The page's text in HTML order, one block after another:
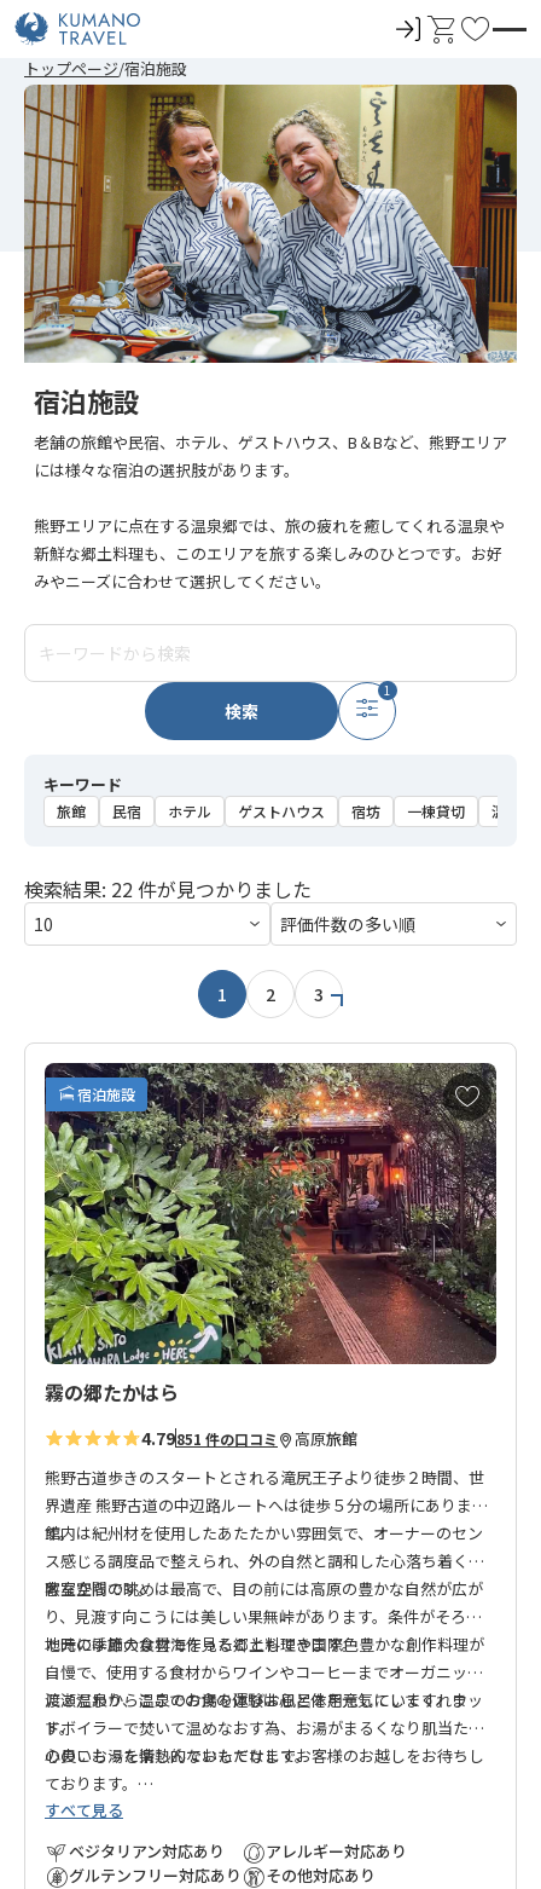
ロ
イ
ン
カ
ト
お
に
入
り
トップページ 宿泊施設
宿泊施設
老舗の旅館や民宿、ホテル、ゲストハウス、B＆Bなど、熊野エリア
には様々な宿泊の選択肢があります。
熊野エリアに点在する温泉郷では、旅の疲れを癒してくれる温泉や
新鮮な郷土料理も、このエリアを旅する楽しみのひとつです。お好
みやニーズに合わせて選択してください。
検索
1
キーワード
旅館 民宿 ホテル ゲストハウス 宿坊 一棟貸切 温泉
検索結果: 22 件が見つかりました
1 2 3
宿泊施設
お
気
に
入
り
に
追
加
霧の郷たかはら
4.79851 件の口コミ 高原旅館
熊野古道歩きのスタートとされる滝尻王子より徒歩２時間、世
界遺産 熊野古道の中辺路ルートへは徒歩５分の場所にありま
す。
館内は紀州材を使用したあたたかい雰囲気で、オーナーのセン
ス感じる調度品で整えられ、外の自然と調和した心落ち着く素
敵な空間です。
客室からの眺めは最高で、目の前には高原の豊かな自然が広が
り、見渡す向こうには美しい果無峠があります。条件がそろっ
た時には雄大な雲海を見ることもできます。
地元の季節の食材で作った郷土料理や国際色豊かな創作料理が
自慢で、使用する食材からワインやコーヒーまでオーガニック
にこだわり、ここでの食の体験は心と体を元気にしてくれま
す。
渡瀬温泉から温泉のお湯を運びお風呂を用意しています。ウッ
ドボイラーで焚いて温めなおす為、お湯がまるくなり肌当たり
の良いお湯を楽しんでいただけます。
心のこもった情熱的なおもてなしでお客様のお越しをお待ちし
ております。
すべて見る
ベジタリアン対応あり
グルテンフリー対応あり
アレルギー対応あり
その他対応あり